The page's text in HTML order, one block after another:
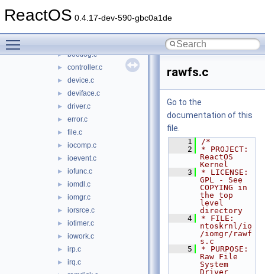
ReactOS 0.4.17-dev-590-gbc0a1de
▼ iomgr
► bootlog.c
► controller.c
► device.c
► deviface.c
► driver.c
► error.c
► file.c
► iocomp.c
► ioevent.c
► iofunc.c
► iomdl.c
► iomgr.c
► iorsrce.c
► iotimer.c
► iowork.c
► irp.c
► irq.c
rawfs.c
Go to the
documentation of this
file.
    1
/*
    2
* PROJECT:
ReactOS
Kernel
    3
* LICENSE:
GPL - See
COPYING in
the top
level
directory
    4
* FILE:
ntoskrnl/io
/iomgr/rawf
s.c
    5
* PURPOSE:
Raw File
System
Driver